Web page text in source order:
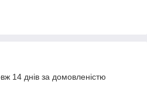
14 днів за домовленістю